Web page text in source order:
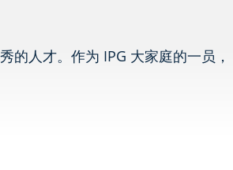
的人才。作为 IPG 大家庭的一员，